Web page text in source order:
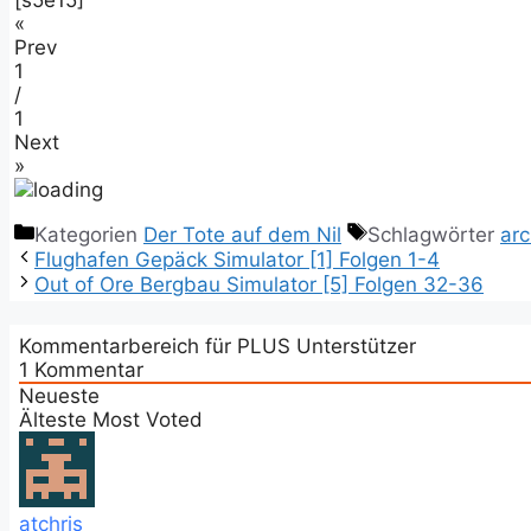
«
Prev
1
/
1
Next
»
Kategorien Der Tote auf dem Nil Schlagwörter
Flughafen Gepäck Simulator [1] Folgen 1-4
Out of Ore Bergbau Simulator [5] Folgen 32-36
Kommentarbereich für PLUS Unterstützer
1 Kommentar
Neueste
Älteste Most Voted
atchris